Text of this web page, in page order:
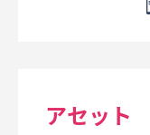
アセット